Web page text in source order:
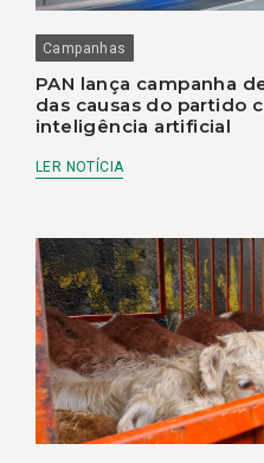
Campanhas
PAN lança campanha
das causas do partido
inteligência artificial
LER NOTÍCIA